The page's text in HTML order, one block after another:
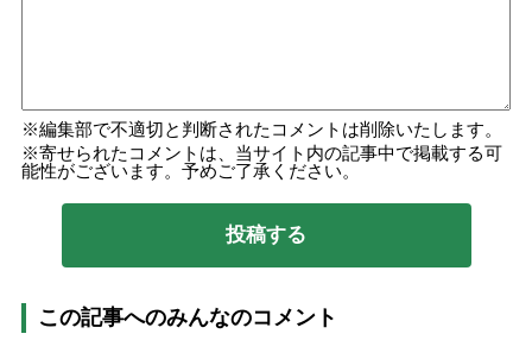
編集部で不適切と判断されたコメントは削除いたします。
寄せられたコメントは、当サイト内の記事中で掲載する可
能性がございます。予めご了承ください。
この記事へのみんなのコメント